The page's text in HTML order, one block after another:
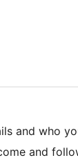
and who
and